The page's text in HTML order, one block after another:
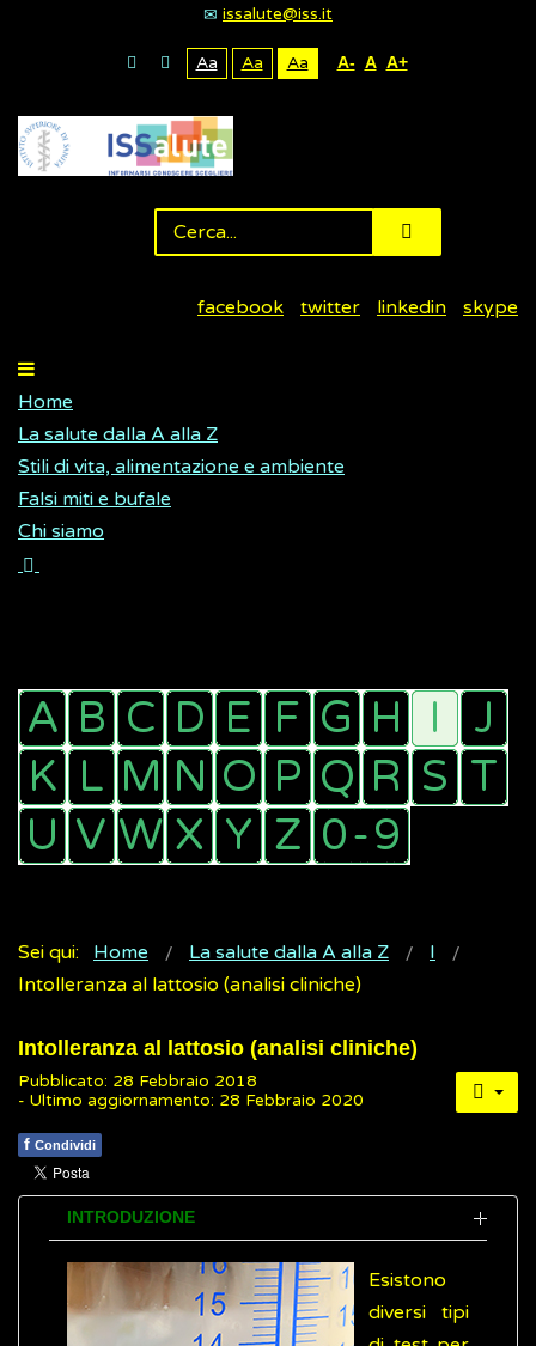
issalute@iss.it
Aa Aa Aa A- A A+
facebook twitter linkedin skype
Home
La salute dalla A alla Z
Stili di vita, alimentazione e ambiente
Falsi miti e bufale
Chi siamo
Sei qui: Home La salute dalla A alla Z
I
Intolleranza al lattosio (analisi cliniche)
Intolleranza al lattosio (analisi cliniche)
Pubblicato: 28 Febbraio 2018
- Ultimo aggiornamento: 28 Febbraio 2020
f Condividi
INTRODUZIONE
Esistono
diversi tipi